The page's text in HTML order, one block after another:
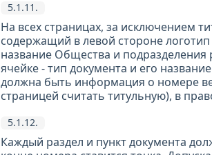
5.1.11.
На всех страницах, за исключением
содержащий в левой стороне
название Общества и
ячейке - тип документа и его
должна быть информация о номере
страницей считать титульную), в
5.1.12.
Каждый раздел и пункт документа